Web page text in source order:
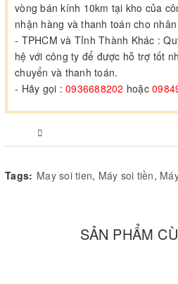
vòng bán kính 10km tại kho của
nhận hàng và thanh toán cho
- TPHCM và Tỉnh Thành Khác :
hệ với công ty để được hỗ trợ tốt
chuyển và thanh toán.
- Hãy gọi : 0936688202 hoặc
Tags: May soi tien, Máy soi tiền,
SẢN PHẨM